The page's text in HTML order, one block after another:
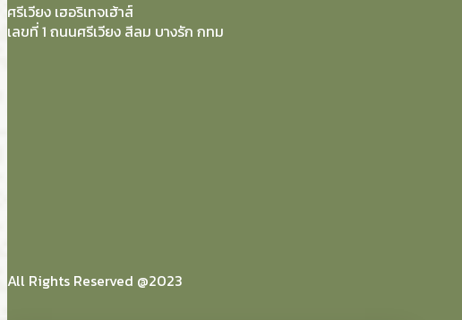
ศรีเวียง เฮอริเทจเฮ้าส์
เลขที่ 1 ถนนศรีเวียง สีลม บางรัก กทม
All Rights Reserved @2023